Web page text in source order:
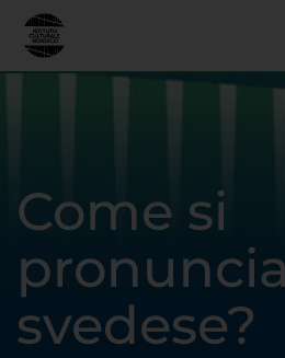
Come si
svedese?